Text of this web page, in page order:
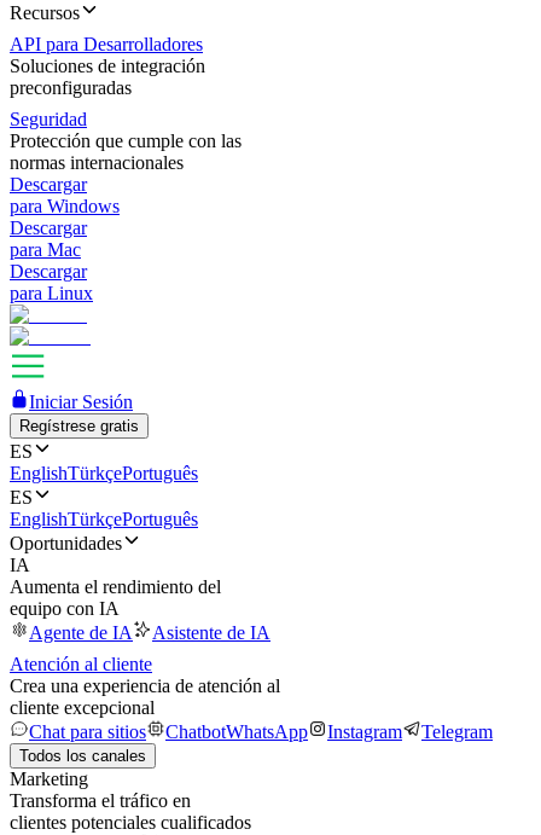
Recursos
API para Desarrolladores
Soluciones de integración
preconfiguradas
Seguridad
Protección que cumple con las
normas internacionales
Descargar
para Windows
Descargar
para Mac
Descargar
para Linux
Iniciar Sesión
Regístrese gratis
ES
EnglishTürkçePortuguês
ES
EnglishTürkçePortuguês
Oportunidades
IA
Aumenta el rendimiento del
equipo con IA
Agente de IA
Asistente de IA
Atención al cliente
Crea una experiencia de atención al
cliente excepcional
Chat para sitios
ChatbotWhatsApp Instagram Telegram
Todos los canales
Marketing
Transforma el tráfico en
clientes potenciales cualificados